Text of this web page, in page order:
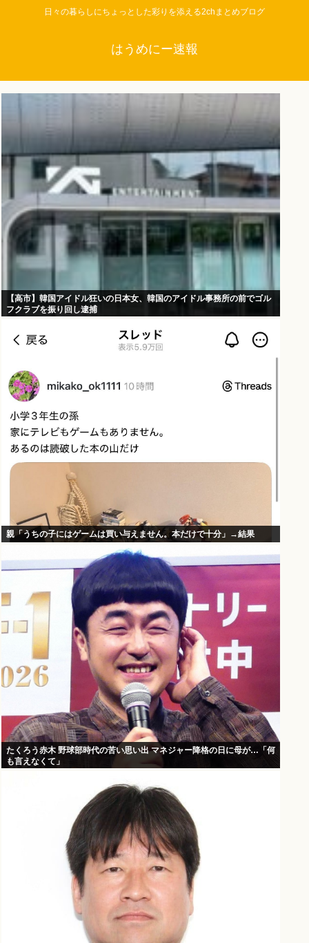
日々の暮らしにちょっとした彩りを添える2chまとめブログ
はうめにー速報
【高市】韓国アイドル狂いの日本女、韓国のアイドル事務所の前でゴル
フクラブを振り回し逮捕
親「うちの子にはゲームは買い与えません。本だけで十分」→結果
たくろう赤木 野球部時代の苦い思い出 マネジャー降格の日に母が…「何
も言えなくて」